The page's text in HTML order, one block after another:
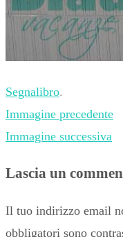
Segnalibro.
Immagine precedente
Immagine successiva
Lascia un
Il tuo indirizzo email
obbligatori sono